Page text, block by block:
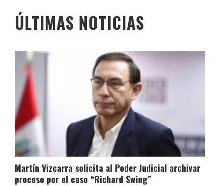
ÚLTIMAS NOTICIAS
Martín Vizcarra solicita al Poder Judicial archivar
proceso por el caso “Richard Swing”